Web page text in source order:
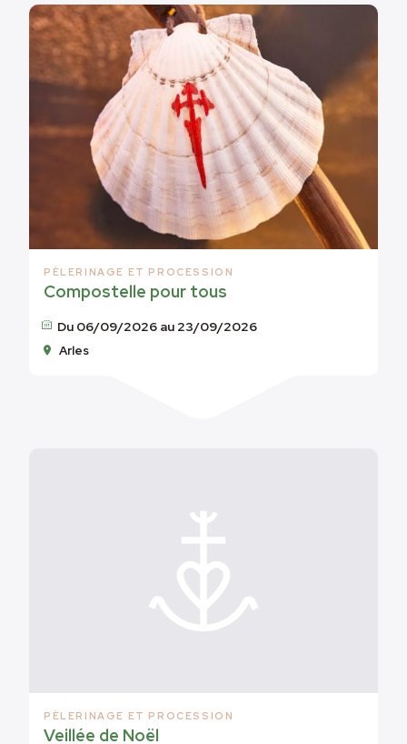
PÈLERINAGE ET PROCESSION
Compostelle pour tous
Du 06/09/2026 au 23/09/2026
Arles
PÈLERINAGE ET PROCESSION
Veillée de Noël